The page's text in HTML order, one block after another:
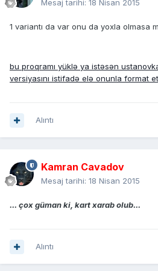
Mesaj tarihi: 18 Nisan 2015
1 variantı da var onu da yoxla olmasa
bu proqramı yüklə ya istəsən
versiyasını istifadə elə onunla format
Alıntı
Kamran Cavadov
Mesaj tarihi: 18 Nisan 2015
... çox güman ki, kart xarab olub...
Alıntı